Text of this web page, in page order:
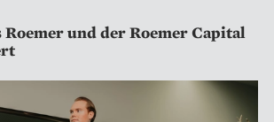
Roemer und der Roemer Capital